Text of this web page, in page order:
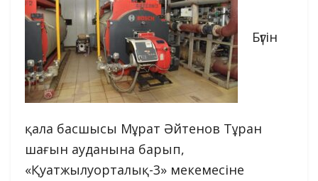
Бүгін
қала басшысы Мұрат Әйтенов Тұран
шағын ауданына барып,
«Қуатжылуорталық-3» мекемесіне